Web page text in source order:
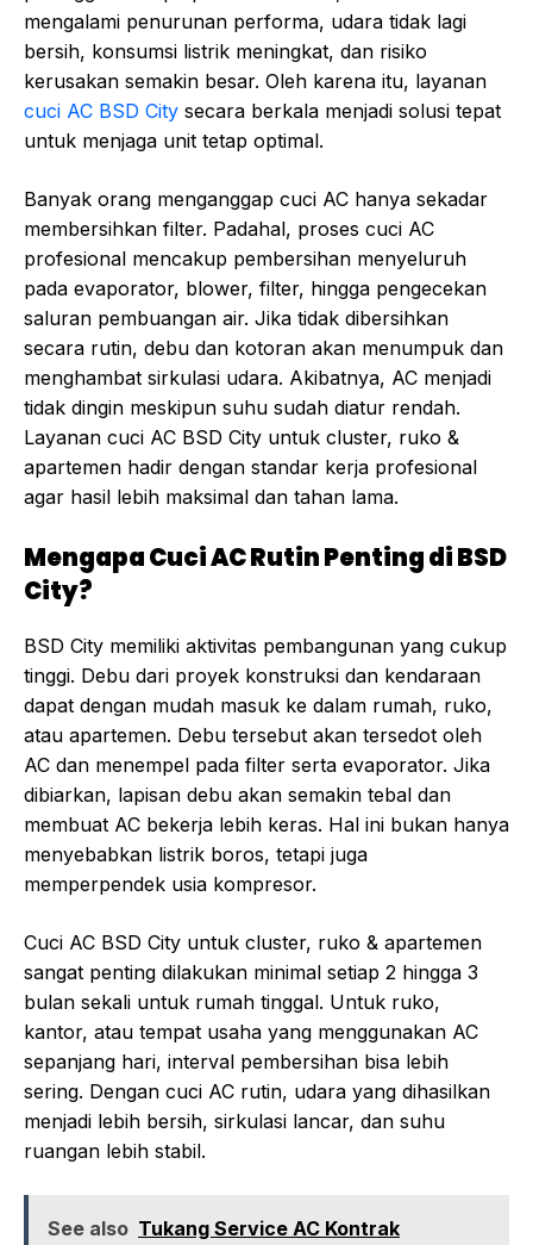
mengalami penurunan performa, udara tidak lagi
bersih, konsumsi listrik meningkat, dan risiko
kerusakan semakin besar. Oleh karena itu, layanan
cuci AC BSD City secara berkala menjadi solusi tepat
untuk menjaga unit tetap optimal.
Banyak orang menganggap cuci AC hanya sekadar
membersihkan filter. Padahal, proses cuci AC
profesional mencakup pembersihan menyeluruh
pada evaporator, blower, filter, hingga pengecekan
saluran pembuangan air. Jika tidak dibersihkan
secara rutin, debu dan kotoran akan menumpuk dan
menghambat sirkulasi udara. Akibatnya, AC menjadi
tidak dingin meskipun suhu sudah diatur rendah.
Layanan cuci AC BSD City untuk cluster, ruko &
apartemen hadir dengan standar kerja profesional
agar hasil lebih maksimal dan tahan lama.
Mengapa Cuci AC Rutin Penting di BSD
City?
BSD City memiliki aktivitas pembangunan yang cukup
tinggi. Debu dari proyek konstruksi dan kendaraan
dapat dengan mudah masuk ke dalam rumah, ruko,
atau apartemen. Debu tersebut akan tersedot oleh
AC dan menempel pada filter serta evaporator. Jika
dibiarkan, lapisan debu akan semakin tebal dan
membuat AC bekerja lebih keras. Hal ini bukan hanya
menyebabkan listrik boros, tetapi juga
memperpendek usia kompresor.
Cuci AC BSD City untuk cluster, ruko & apartemen
sangat penting dilakukan minimal setiap 2 hingga 3
bulan sekali untuk rumah tinggal. Untuk ruko,
kantor, atau tempat usaha yang menggunakan AC
sepanjang hari, interval pembersihan bisa lebih
sering. Dengan cuci AC rutin, udara yang dihasilkan
menjadi lebih bersih, sirkulasi lancar, dan suhu
ruangan lebih stabil.
See also Tukang Service AC Kontrak